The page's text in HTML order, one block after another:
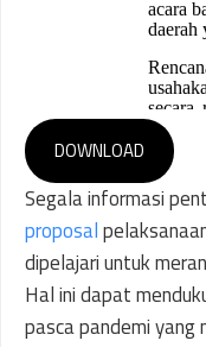
DOWNLOAD
Segala informasi
proposal
dipelajari untuk
Hal ini dapat
pasca pandemi yang